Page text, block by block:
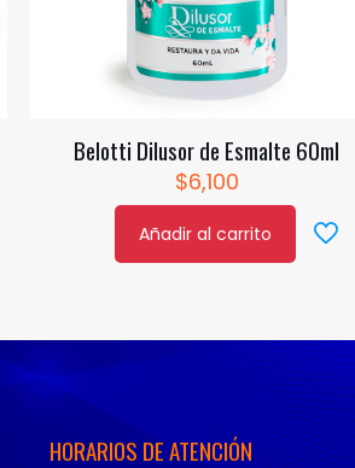
Belotti Dilusor de Esmalte 60ml
$6,100
Añadir al carrito
HORARIOS DE ATENCIÓN